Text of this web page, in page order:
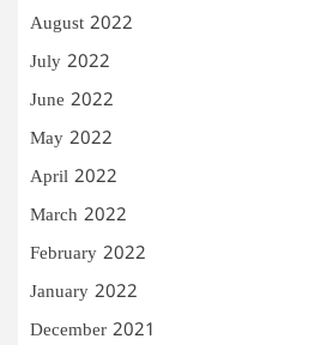
August 2022
July 2022
June 2022
May 2022
April 2022
March 2022
February 2022
January 2022
December 2021